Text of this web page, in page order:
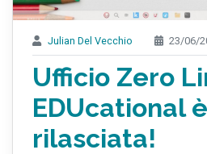
Julian Del Vecchio 23/06/
Ufficio Zero
EDUcational
rilasciata!